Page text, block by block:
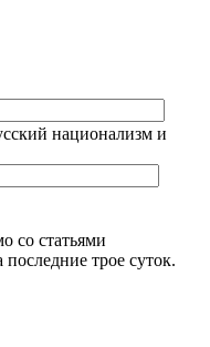
национализм и
со статьями
трое суток.